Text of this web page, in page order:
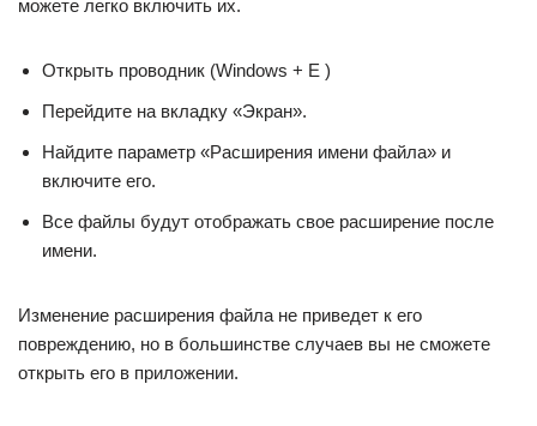
можете легко включить их.
Открыть проводник (Windows + E )
Перейдите на вкладку «Экран».
Найдите параметр «Расширения имени файла» и
включите его.
Все файлы будут отображать свое расширение после
имени.
Изменение расширения файла не приведет к его
повреждению, но в большинстве случаев вы не сможете
открыть его в приложении.